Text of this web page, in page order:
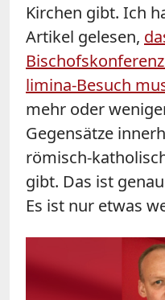
Kirchen gibt. Ich
Artikel gelesen,
limina-Besuch
mehr oder
Gegensätze
römisch-
gibt. Das ist
Es ist nur etwas